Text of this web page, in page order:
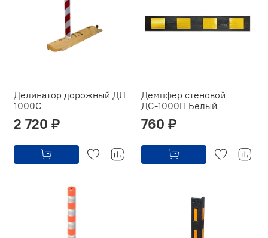
Делинатор дорожный ДЛ
1000С
2 720 ₽
Демпфер стеновой
ДС-1000П Белый
760 ₽